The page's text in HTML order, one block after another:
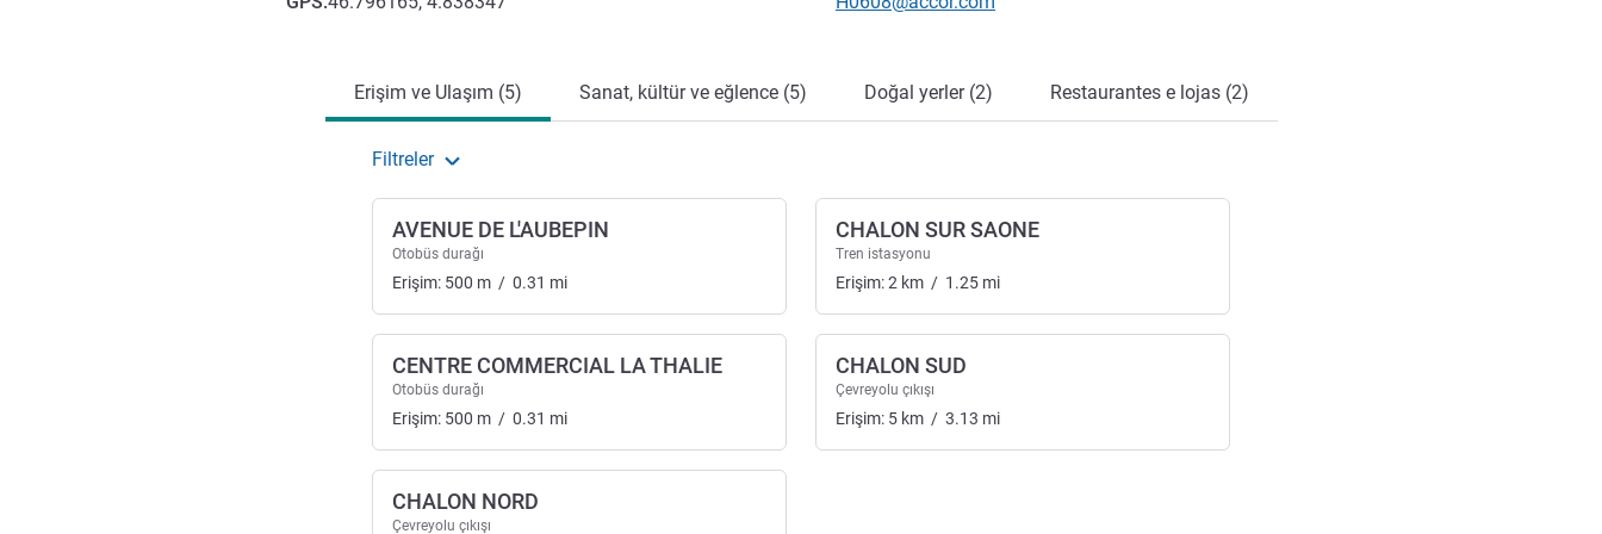
Erişim ve Ulaşım (5) Sanat, kültür ve eğlence (5) Doğal yerler (2) Restaurantes e lojas (2)
Filtreler
AVENUE DE L'AUBEPIN
Otobüs durağı
Erişim: 500 m / 0.31 mi
CENTRE COMMERCIAL LA THALIE
Otobüs durağı
Erişim: 500 m / 0.31 mi
CHALON NORD
Çevreyolu çıkışı
CHALON SUR SAONE
Tren istasyonu
Erişim:2 km / 1.25 mi
CHALON SUD
Çevreyolu çıkışı
Erişim: 5 km / 3.13 mi